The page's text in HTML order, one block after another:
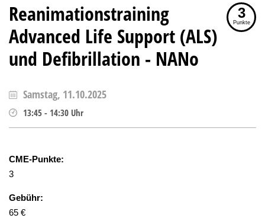
Reanimationstraining
Advanced Life Support (ALS)
und Defibrillation - NANo
3
Punkte
Samstag, 11.10.2025
13:45 - 14:30 Uhr
CME-Punkte:
3
Gebühr:
65 €